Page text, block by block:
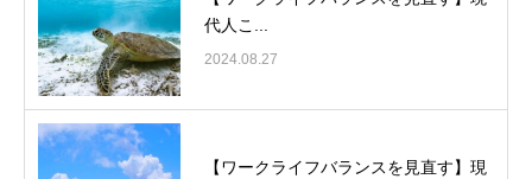
代人こ...
2024.08.27
【ワークライフバランスを見直す】現